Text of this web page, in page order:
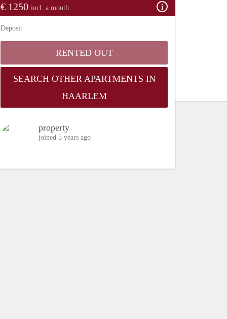
€ 1250 incl. a month
Deposit
RENTED OUT
SEARCH OTHER APARTMENTS IN
HAARLEM
property
joined 5 years ago